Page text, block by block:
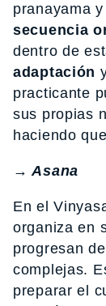
pranayama
secuencia
dentro de
adaptación
practicante
sus propias
haciendo
→ Asana
En el
organiza en
progresan
complejas.
preparar el